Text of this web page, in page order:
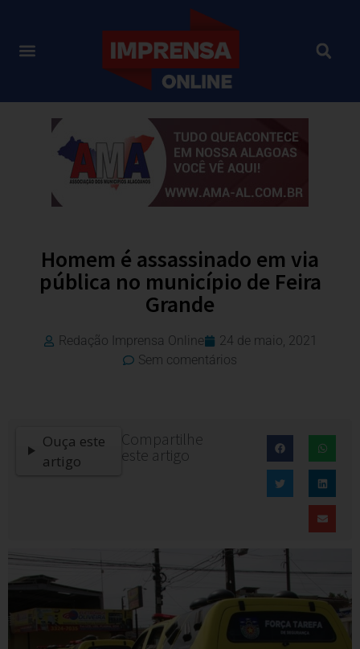
Homem é assassinado em via
pública no município de Feira
Grande
Redação Imprensa Online
24 de maio, 2021
Sem comentários
Ouça este
artigo
Compartilhe
este artigo